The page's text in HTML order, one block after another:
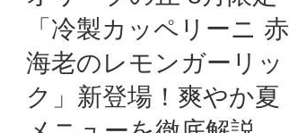
「冷製カッペリーニ 赤
海老のレモンガーリッ
ク」新登場！爽やか夏